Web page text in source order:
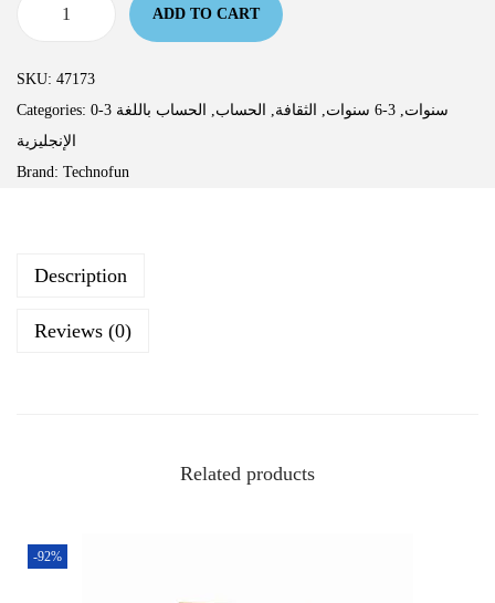
ADD TO CART
SKU: 47173
Categories:
0-3 سنوات, 3-6 سنوات , الثقافة, الحساب,
الحساب باللغة
الإنجليزية
Brand: Technofun
Description
Reviews (0)
Related products
-92%